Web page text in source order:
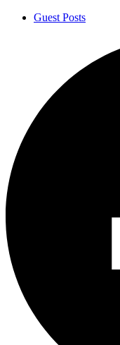
Guest Posts